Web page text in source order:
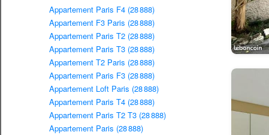
Appartement Paris F4 (28 888)
Appartement F3 Paris (28 888)
Appartement Paris T2 (28 888)
Appartement Paris T3 (28 888)
Appartement T2 Paris (28 888)
Appartement Paris F3 (28 888)
Appartement Loft Paris (28 888)
Appartement Paris T4 (28 888)
Appartement Paris T2 T3 (28 888)
Appartement Paris (28 888)